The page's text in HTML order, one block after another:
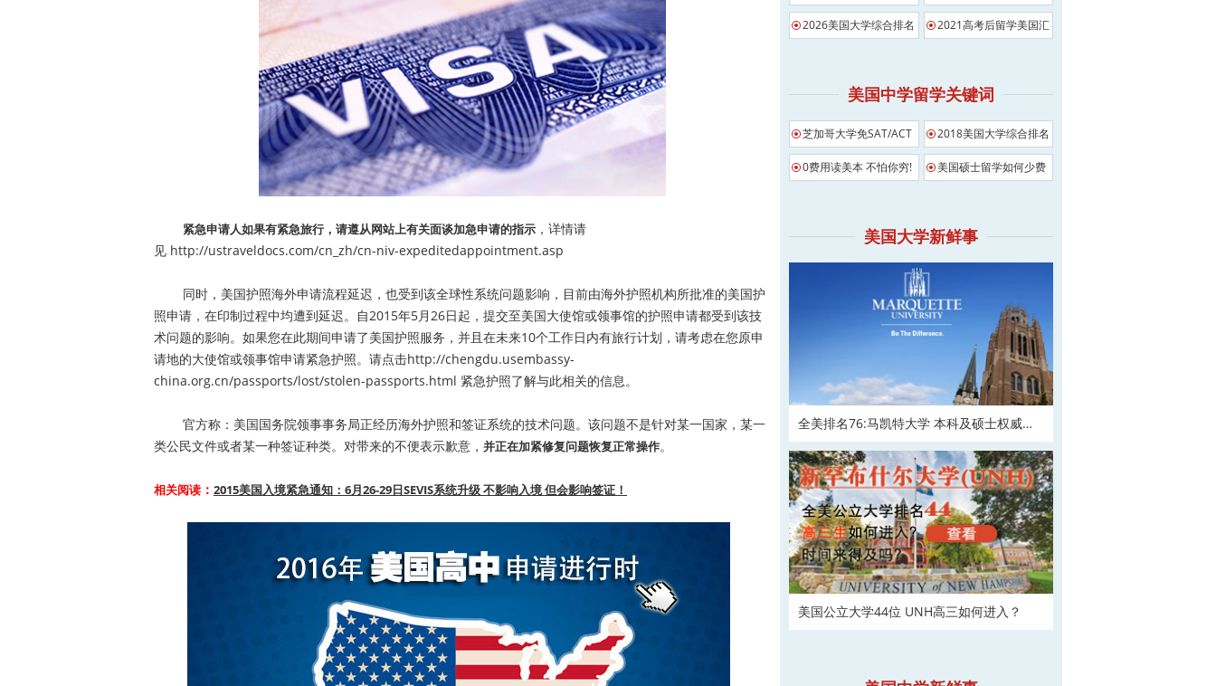
紧急申请人如果有紧急旅行，请遵从网站上有关面谈加急申请的指示 ，详情请
见 http://ustraveldocs.com/cn_zh/cn-niv-expeditedappointment.asp
同时，美国护照海外申请流程延迟，也受到该全球性系统问题影响，目前由海外护照机构所批准的美国护
照申请，在印制过程中均遭到延迟。自2015年5月26日起，提交至美国大使馆或领事馆的护照申请都受到该技
术问题的影响。如果您在此期间申请了美国护照服务，并且在未来10个工作日内有旅行计划，请考虑在您原申
请地的大使馆或领事馆申请紧急护照。请点击http://chengdu.usembassy-
china.org.cn/passports/lost/stolen-passports.html 紧急护照了解与此相关的信息。
官方称：美国国务院领事事务局正经历海外护照和签证系统的技术问题。该问题不是针对某一国家，某一
类公民文件或者某一种签证种类。对带来的不便表示歉意， 并正在加紧修复问题恢复正常操作。
相关阅读 ： 2015美国入境紧急通知：6月26-29日SEVIS系统升级 不影响入境 但会影响签证！
2026美国大学综合排名
2021高考后留学美国汇
美国中学留学关键词
芝加哥大学免SAT/ACT
影响
2018美国大学综合排名
0费用读美本 不怕你穷!
美国硕士留学如何少费
美国大学新鲜事
全美排名76:马凯特大学 本科及硕士权威申
请！
美国公立大学44位 UNH高三如何进入？